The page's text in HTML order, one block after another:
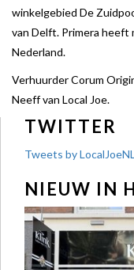
winkelgebied De
van Delft. Primera heeft
Nederland.
Verhuurder Corum
Neeff van Local Joe.
TWITTER
Tweets by LocalJoeNL
NIEUW IN